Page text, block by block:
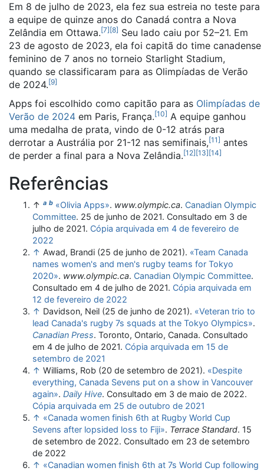
Em 8 de julho de 2023, ela fez sua estreia no teste para
a equipe de quinze anos do Canadá contra a Nova
Zelândia em Ottawa.[7][8] Seu lado caiu por 52–21. Em
23 de agosto de 2023, ela foi capitã do time canadense
feminino de 7 anos no torneio Starlight Stadium,
quando se classificaram para as Olimpíadas de Verão
de 2024.[9]
Apps foi escolhido como capitão para as Olimpíadas de
Verão de 2024 em Paris, França.[10] A equipe ganhou
uma medalha de prata, vindo de 0-12 atrás para
derrotar a Austrália por 21-12 nas semifinais,[11] antes
de perder a final para a Nova Zelândia.[12][13][14]
Referências
↑ a b «Olivia Apps». www.olympic.ca. Canadian Olympic
Committee. 25 de junho de 2021. Consultado em 3 de
julho de 2021. Cópia arquivada em 4 de fevereiro de
2022
↑ Awad, Brandi (25 de junho de 2021). «Team Canada
names women's and men's rugby teams for Tokyo
2020». www.olympic.ca. Canadian Olympic Committee.
Consultado em 4 de julho de 2021. Cópia arquivada em
12 de fevereiro de 2022
↑ Davidson, Neil (25 de junho de 2021). «Veteran trio to
lead Canada's rugby 7s squads at the Tokyo Olympics».
Canadian Press. Toronto, Ontario, Canada. Consultado
em 4 de julho de 2021. Cópia arquivada em 15 de
setembro de 2021
↑ Williams, Rob (20 de setembro de 2021). «Despite
everything, Canada Sevens put on a show in Vancouver
again». Daily Hive. Consultado em 3 de maio de 2022.
Cópia arquivada em 25 de outubro de 2021
↑ «Canada women finish 6th at Rugby World Cup
Sevens after lopsided loss to Fiji». Terrace Standard. 15
de setembro de 2022. Consultado em 23 de setembro
de 2022
↑ «Canadian women finish 6th at 7s World Cup following